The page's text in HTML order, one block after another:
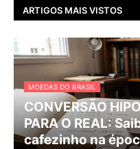
ARTIGOS MAIS VISTOS
MOEDAS DO BRASIL
CONVERSÃO
PARA O REAL:
cafezinho na